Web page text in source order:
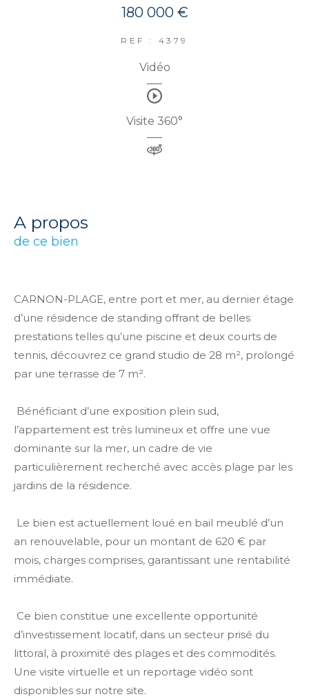
180 000 €
REF : 4379
Vidéo
Visite 360°
a propos
de ce bien
CARNON-PLAGE, entre port et mer, au dernier étage
d’une résidence de standing offrant de belles
prestations telles qu’une piscine et deux courts de
tennis, découvrez ce grand studio de 28 m², prolongé
par une terrasse de 7 m².
Bénéficiant d’une exposition plein sud,
l’appartement est très lumineux et offre une vue
dominante sur la mer, un cadre de vie
particulièrement recherché avec accès plage par les
jardins de la résidence.
Le bien est actuellement loué en bail meublé d’un
an renouvelable, pour un montant de 620 € par
mois, charges comprises, garantissant une rentabilité
immédiate.
Ce bien constitue une excellente opportunité
d’investissement locatif, dans un secteur prisé du
littoral, à proximité des plages et des commodités.
Une visite virtuelle et un reportage vidéo sont
disponibles sur notre site.